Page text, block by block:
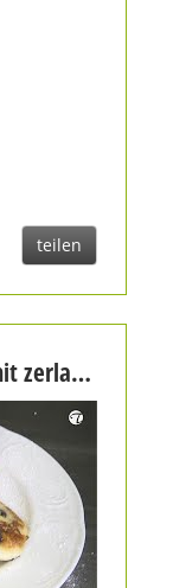
teilen
Sächsische Quarkkeulchen mit zerlassener Butter